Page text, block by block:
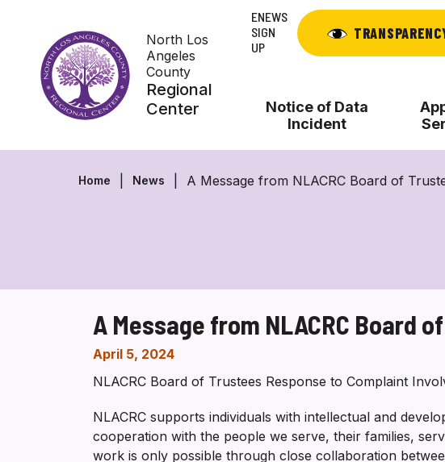
content
North Los
Angeles
County
Regional
Center
ENEWS
SIGN
UP
Notice of Data
Incident
Home News A Message from NLACRC Board of
A Message from NLACRC Board
April 5, 2024
NLACRC Board of Trustees Response to Complaint
NLACRC supports individuals with intellectual and
cooperation with the people we serve, their families,
work is only possible through close collaboration